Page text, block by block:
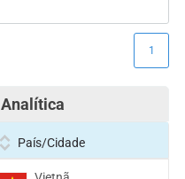
Analítica
1
País/Cidade